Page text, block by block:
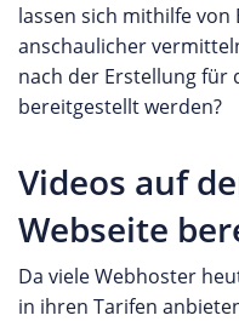
lassen sich mithilfe
anschaulicher
nach der Erstellung für
bereitgestellt werden?
Videos auf
Webseite
Da viele Webhoster
in ihren Tarifen